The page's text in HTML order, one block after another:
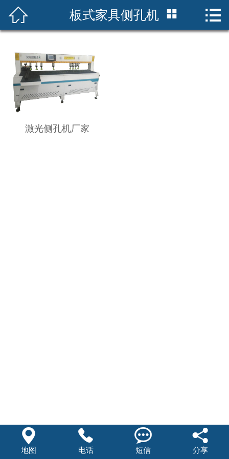
 首页
 板式家具侧孔机  
激光侧孔机厂家

地图

电话

短信

分享